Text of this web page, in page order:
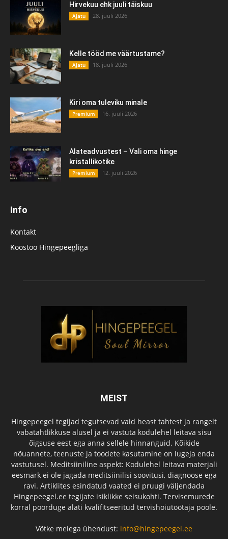
Hirvekuu ehk juuli täiskuu
Ajatu 28. juuli 2026
Kelle tööd me väärtustame?
Ajatu 18. juuli 2026
Kiri oma tuleviku minale
Premium 16. juuli 2026
Alateadvustest – Vali oma hinge
kristallikotike
Premium 12. juuli 2026
Info
Kontakt
Koostöö Hingepeegliga
MEIST
Hingepeegel tegijad tegutsevad vaid heast tahtest ja rangelt
vabatahtlikkuse alusel ja ei vastuta kodulehel leitava sisu
õigsuse eest ega anna sellele hinnanguid. Kõikide
nõuannete, teenuste ja toodete kasutamine on lugeja enda
vastutusel. Meditsiiniline aspekt: Kodulehel leitava materjali
eesmärk ei ole jagada meditsiinilisi soovitusi, diagnoose ega
ravi. Artiklites esindatud vaated ei pruugi väljendada
Hingepeegel.ee tegijate isiklikke seisukohti. Tervisemurede
korral pöörduge alati kvalifitseeritud tervishoiutöötaja poole.
Võtke meiega ühendust: info@hingepeegel.ee